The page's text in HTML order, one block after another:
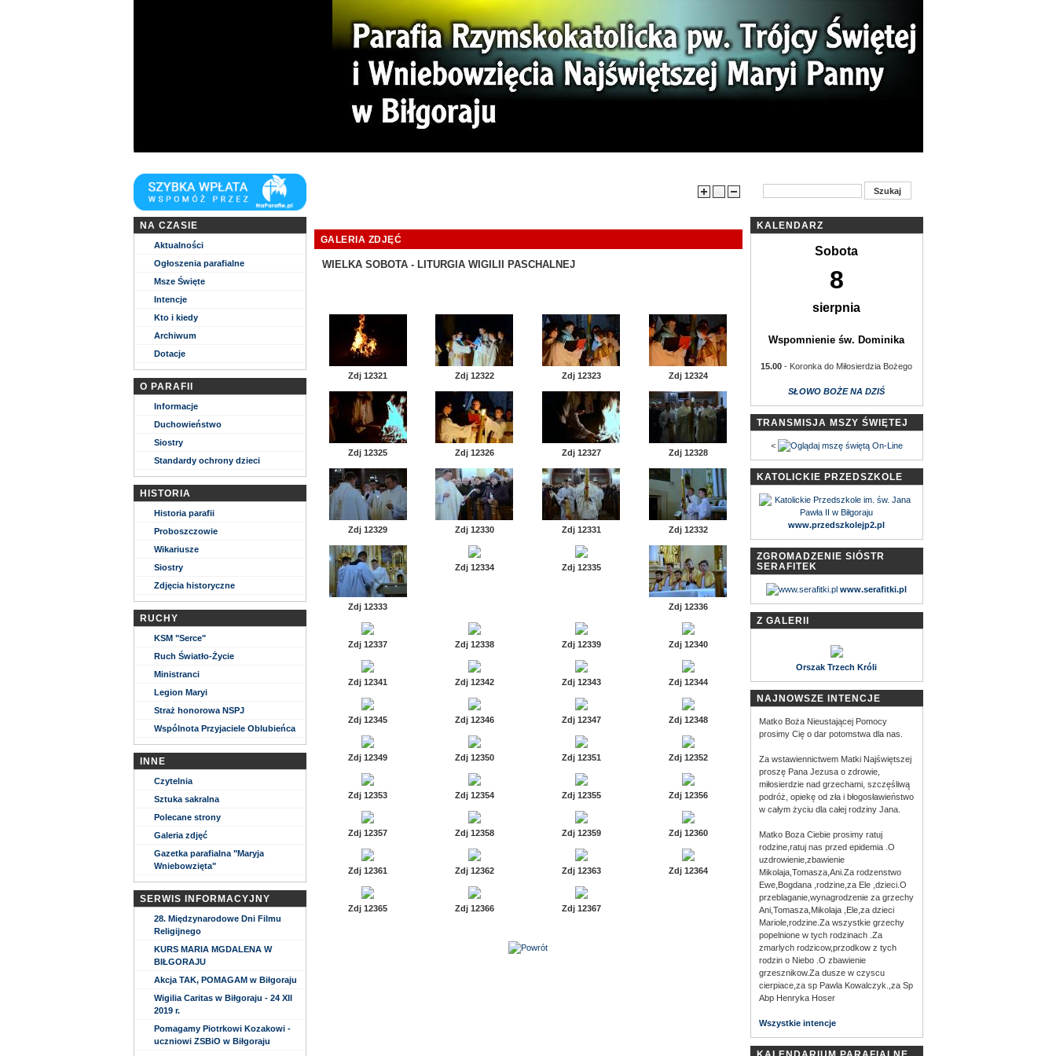
NA CZASIE
Aktualności
Ogłoszenia parafialne
Msze Święte
Intencje
Kto i kiedy
Archiwum
Dotacje
O PARAFII
Informacje
Duchowieństwo
Siostry
Standardy ochrony dzieci
HISTORIA
Historia parafii
Proboszczowie
Wikariusze
Siostry
Zdjęcia historyczne
RUCHY
KSM "Serce"
Ruch Światło-Życie
Ministranci
Legion Maryi
Straż honorowa NSPJ
Wspólnota Przyjaciele Oblubieńca
INNE
Czytelnia
Sztuka sakralna
Polecane strony
Galeria zdjęć
Gazetka parafialna "Maryja
Wniebowzięta"
SERWIS INFORMACYJNY
28. Międzynarodowe Dni Filmu
Religijnego
KURS MARIA MGDALENA W
BIŁGORAJU
Akcja TAK, POMAGAM w Biłgoraju
Wigilia Caritas w Biłgoraju - 24 XII
2019 r.
Pomagamy Piotrkowi Kozakowi -
uczniowi ZSBiO w Biłgoraju
GALERIA ZDJĘĆ
WIELKA SOBOTA - LITURGIA WIGILII PASCHALNEJ
Zdj 12321 Zdj 12322 Zdj 12323 Zdj 12324
Zdj 12325 Zdj 12326 Zdj 12327 Zdj 12328
Zdj 12329 Zdj 12330 Zdj 12331 Zdj 12332
Zdj 12333
Zdj 12334 Zdj 12335
Zdj 12336
Zdj 12337 Zdj 12338 Zdj 12339 Zdj 12340
Zdj 12341 Zdj 12342 Zdj 12343 Zdj 12344
Zdj 12345 Zdj 12346 Zdj 12347 Zdj 12348
Zdj 12349 Zdj 12350 Zdj 12351 Zdj 12352
Zdj 12353 Zdj 12354 Zdj 12355 Zdj 12356
Zdj 12357 Zdj 12358 Zdj 12359 Zdj 12360
Zdj 12361 Zdj 12362 Zdj 12363 Zdj 12364
Zdj 12365 Zdj 12366 Zdj 12367
KALENDARZ
Sobota
8
sierpnia
Wspomnienie św. Dominika
15.00 - Koronka do Miłosierdzia Bożego
SŁOWO BOŻE NA DZIŚ
TRANSMISJA MSZY ŚWIĘTEJ
<
KATOLICKIE PRZEDSZKOLE
www.przedszkolejp2.pl
ZGROMADZENIE SIÓSTR
SERAFITEK
www.serafitki.pl
Z GALERII
Orszak Trzech Króli
NAJNOWSZE INTENCJE
Matko Boża Nieustającej Pomocy
prosimy Cię o dar potomstwa dla nas.
Za wstawiennictwem Matki Najświętszej
proszę Pana Jezusa o zdrowie,
miłosierdzie nad grzechami, szczęśliwą
podróż, opiekę od zła i błogosławieństwo
w całym życiu dla całej rodziny Jana.
Matko Boza Ciebie prosimy ratuj
rodzine,ratuj nas przed epidemia .O
uzdrowienie,zbawienie
Mikolaja,Tomasza,Ani.Za rodzenstwo
Ewe,Bogdana ,rodzine,za Ele ,dzieci.O
przeblaganie,wynagrodzenie za grzechy
Ani,Tomasza,Mikolaja ,Ele,za dzieci
Mariole,rodzine.Za wszystkie grzechy
popelnione w tych rodzinach .Za
zmarlych rodzicow,przodkow z tych
rodzin o Niebo .O zbawienie
grzesznikow.Za dusze w czyscu
cierpiace,za sp Pawla Kowalczyk.,za Sp
Abp Henryka Hoser
Wszystkie intencje